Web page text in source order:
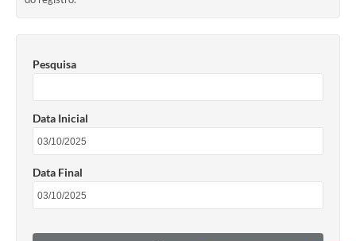
Tributação
Outros Editais
Plano de Contratações Anual
Formulário
Pesquisa
Data Inicial
Data Final